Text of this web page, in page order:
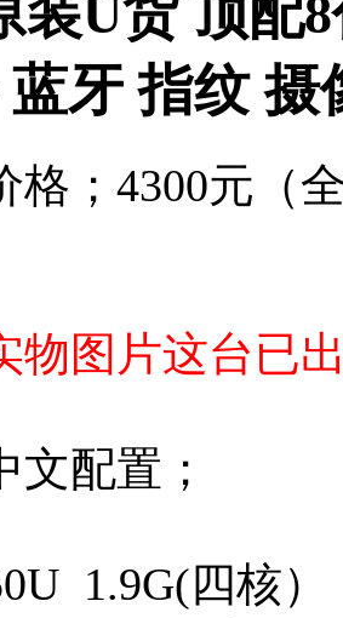
装U货 顶配
牙 指纹 摄
格；4300元（
物图片这台已
文配置；
1.9G(四核